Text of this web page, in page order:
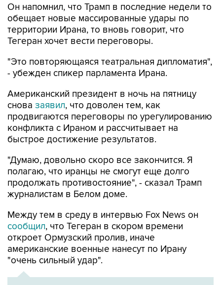
Он напомнил, что Трамп в последние недели то
обещает новые массированные удары по
территории Ирана, то вновь говорит, что
Тегеран хочет вести переговоры.
"Это повторяющаяся театральная дипломатия",
- убежден спикер парламента Ирана.
Американский президент в ночь на пятницу
снова заявил, что доволен тем, как
продвигаются переговоры по урегулированию
конфликта с Ираном и рассчитывает на
быстрое достижение результатов.
"Думаю, довольно скоро все закончится. Я
полагаю, что иранцы не смогут еще долго
продолжать противостояние", - сказал Трамп
журналистам в Белом доме.
Между тем в среду в интервью Fox News он
сообщил, что Тегеран в скором времени
откроет Ормузский пролив, иначе
американские военные нанесут по Ирану
"очень сильный удар".